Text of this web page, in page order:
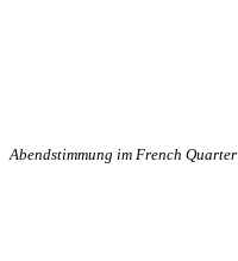
Abendstimmung im French Quarter